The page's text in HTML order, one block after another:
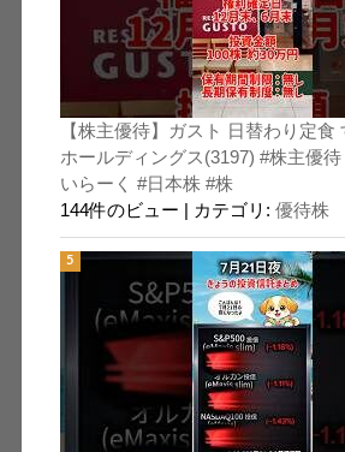
【株主優待】ガスト 日替わり定食
ホールディングス(3197) #株主優
いらーく #日本株 #株
144件のビュー
カテゴリ: 優待株